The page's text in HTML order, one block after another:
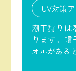
UV対策
潮干狩りは
ります。
オルがある